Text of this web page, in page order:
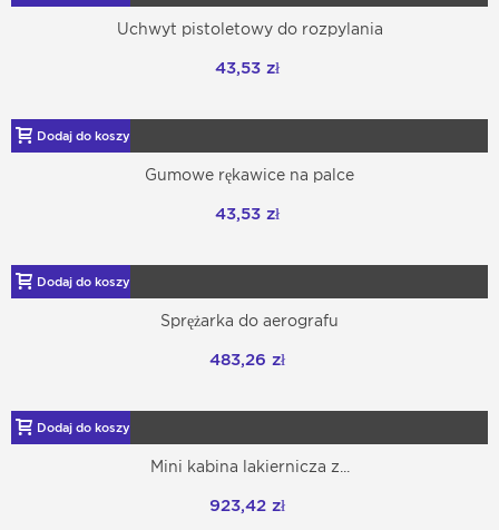
Uchwyt pistoletowy do rozpylania
43,53 zł
Dodaj do koszyka
Gumowe rękawice na palce
43,53 zł
Dodaj do koszyka
Sprężarka do aerografu
483,26 zł
Dodaj do koszyka
Mini kabina lakiernicza z...
923,42 zł